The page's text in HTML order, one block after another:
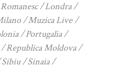
Londra
Muzica Live
Portugalia
Republica Moldova
Sibiu
Sinaia